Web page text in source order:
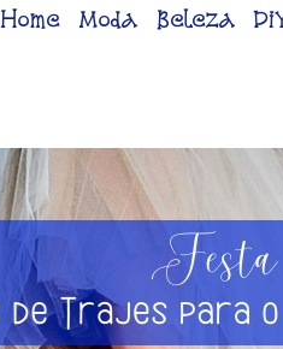
Home Moda Beleza